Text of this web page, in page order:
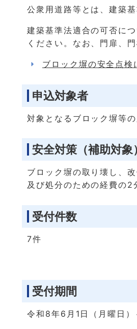
公衆用道路等とは、建築
建築基準法適合の可否に
ください。なお、門扉、
ブロック塀の安全点検
申込対象者
対象となるブロック塀等
安全対策（補助対
ブロック塀の取り壊し、
及び処分のための経費の2
受付件数
7件
受付期間
令和8年6月1日（月曜日